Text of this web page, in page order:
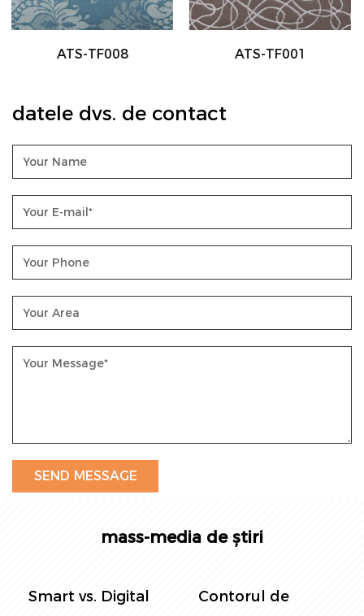
ATS-TF001 ATS-TF002
datele dvs. de contact
mass-media de știri
Smart vs. Digital
Contorul de